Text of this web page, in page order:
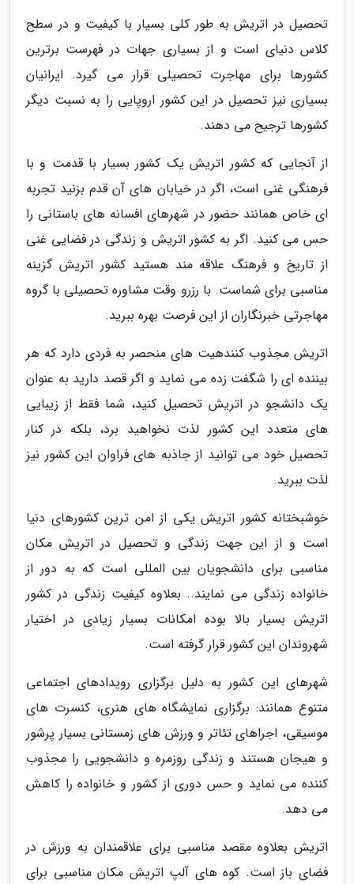
تحصیل در اتریش به طور کلی بسیار با کیفیت و در سطح
کلاس دنیای است و از بسیاری جهات در فهرست برترین
کشورها برای مهاجرت تحصیلی قرار می گیرد. ایرانیان
بسیاری نیز تحصیل در این کشور اروپایی را به نسبت دیگر
کشورها ترجیح می دهند.
از آنجایی که کشور اتریش یک کشور بسیار با قدمت و با
فرهنگی غنی است، اگر در خیابان های آن قدم بزنید تجربه
ای خاص همانند حضور در شهرهای افسانه های باستانی را
حس می کنید. اگر به کشور اتریش و زندگی در فضایی غنی
از تاریخ و فرهنگ علاقه مند هستید کشور اتریش گزینه
مناسبی برای شماست. با رزرو وقت مشاوره تحصیلی با گروه
مهاجرتی خبرنگاران از این فرصت بهره ببرید.
اتریش مجذوب کنندهیت های منحصر به فردی دارد که هر
بیننده ای را شگفت زده می نماید و اگر قصد دارید به عنوان
یک دانشجو در اتریش تحصیل کنید، شما فقط از زیبایی
های متعدد این کشور لذت نخواهید برد، بلکه در کنار
تحصیل خود می توانید از جاذبه های فراوان این کشور نیز
لذت ببرید.
خوشبختانه کشور اتریش یکی از امن ترین کشورهای دنیا
است و از این جهت زندگی و تحصیل در اتریش مکان
مناسبی برای دانشجویان بین المللی است که به دور از
خانواده زندگی می نمایند.. بعلاوه کیفیت زندگی در کشور
اتریش بسیار بالا بوده امکانات بسیار زیادی در اختیار
شهروندان این کشور قرار گرفته است.
شهرهای این کشور به دلیل برگزاری رویدادهای اجتماعی
متنوع همانند: برگزاری نمایشگاه های هنری، کنسرت های
موسیقی، اجراهای تئاتر و ورزش های زمستانی بسیار پرشور
و هیجان هستند و زندگی روزمره و دانشجویی را مجذوب
کننده می نماید و حس دوری از کشور و خانواده را کاهش
می دهد.
اتریش بعلاوه مقصد مناسبی برای علاقمندان به ورزش در
فضای باز است. کوه های آلپ اتریش مکان مناسبی برای